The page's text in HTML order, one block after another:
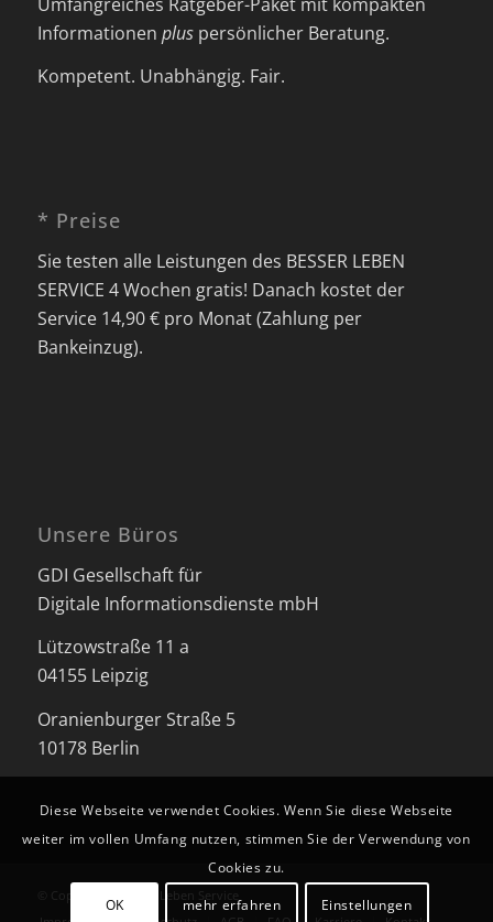
Informationen pluspersönlicher Beratung.
Kompetent. Unabhängig. Fair.
* Preise
Sie testen alle Leistungen des BESSER LEBEN
SERVICE 4 Wochen gratis! Danach kostet der
Service 14,90 € pro Monat (Zahlung per
Bankeinzug).
Unsere Büros
GDI Gesellschaft für
Digitale Informationsdienste mbH
Lützowstraße 11 a
04155 Leipzig
Oranienburger Straße 5
10178 Berlin
© Copyright - Besser Leben Service
Diese Webseite verwendet Cookies. Wenn Sie diese Webseite
weiter im vollen Umfang nutzen, stimmen Sie der Verwendung von
Cookies zu.
OK mehr erfahren Einstellungen